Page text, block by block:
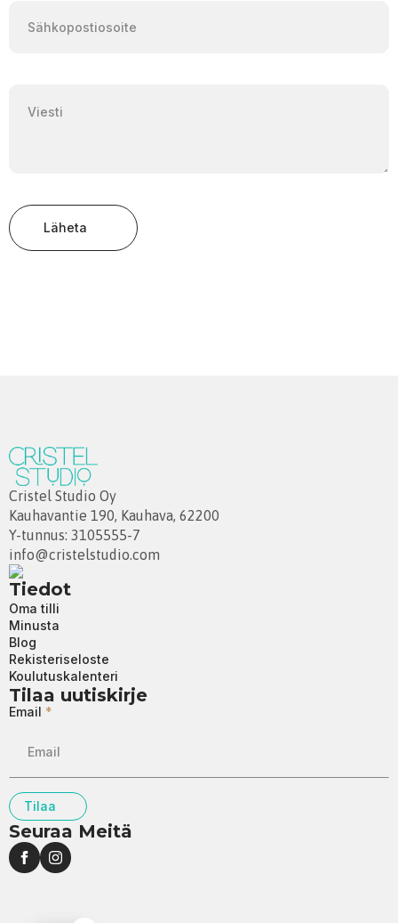
Läheta
Cristel Studio Oy
Kauhavantie 190, Kauhava, 62200
Y-tunnus: 3105555-7
info@cristelstudio.com
Tiedot
Oma tilli
Minusta
Blog
Rekisteriseloste
Koulutuskalenteri
Tilaa uutiskirje
Email *
Tilaa
Seuraa Meitä